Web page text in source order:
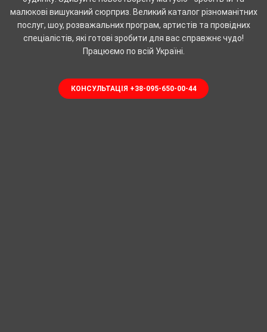
малюкові вишуканий сюрприз. Великий каталог різноманітних
послуг, шоу, розважальних програм, артистів та провідних
спеціалістів, які готові зробити для вас справжнє чудо!
Працюємо по всій Україні.
КОНСУЛЬТАЦІЯ +38-095-650-00-44